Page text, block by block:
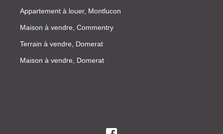
Appartement à louer, Montlucon
Maison à vendre, Commentry
Terrain à vendre, Domerat
Maison à vendre, Domerat